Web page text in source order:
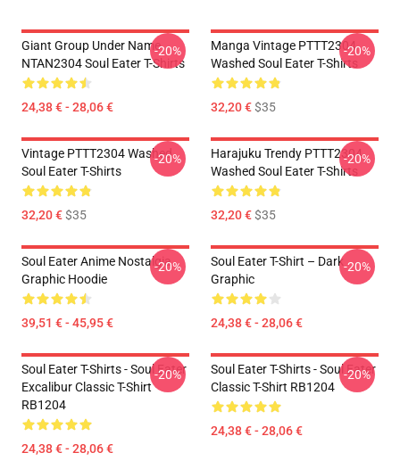
Giant Group Under Name
NTAN2304 Soul Eater T-Shirts
24,38 € - 28,06 €
-20%
Manga Vintage PTTT2304
Washed Soul Eater T-Shirts
32,20 €$35
-20%
Vintage PTTT2304 Washed
Soul Eater T-Shirts
32,20 €$35
-20%
Harajuku Trendy PTTT2304
Washed Soul Eater T-Shirts
32,20 €$35
-20%
Soul Eater Anime Nostalgia
Graphic Hoodie
39,51 € - 45,95 €
-20%
Soul Eater T-Shirt – Dark
Graphic
24,38 € - 28,06 €
-20%
Soul Eater T-Shirts - Soul Eater
Excalibur Classic T-Shirt
RB1204
24,38 € - 28,06 €
-20%
Soul Eater T-Shirts - Soul Eater
Classic T-Shirt RB1204
24,38 € - 28,06 €
-20%